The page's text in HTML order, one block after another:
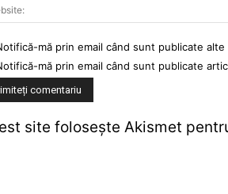
mă prin email când sunt publicate alte
mă prin email când sunt publicate
site folosește Akismet